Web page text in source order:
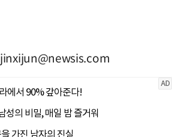
jinxijun@newsis.com